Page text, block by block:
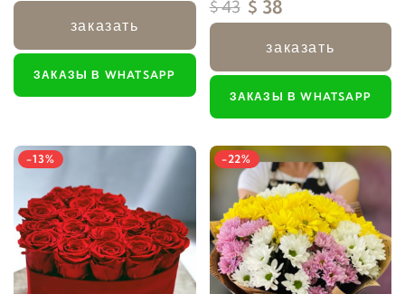
заказать
ЗАКАЗЫ В WHATSAPP
$ 43 $ 38
заказать
ЗАКАЗЫ В WHATSAPP
-13% -22%